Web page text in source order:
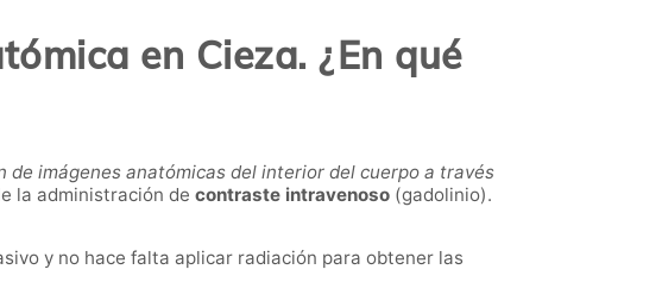
en Cieza. ¿En qué
de imágenes anatómicas del interior del cuerpo a través
la administración de contraste intravenoso (gadolinio).
y no hace falta aplicar radiación para obtener las